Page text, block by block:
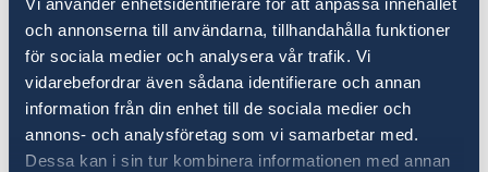
Vi använder enhetsidentifierare för att anpassa innehållet
och annonserna till användarna, tillhandahålla funktioner
för sociala medier och analysera vår trafik. Vi
vidarebefordrar även sådana identifierare och annan
information från din enhet till de sociala medier och
annons- och analysföretag som vi samarbetar med.
Dessa kan i sin tur kombinera informationen med annan
som har fött barnet. Till exempel:
Caderneta da gestante, Caderneta de saude
da criança.
Dokument på annat språk än svenska ska
bestyrkas av notarius publicus.